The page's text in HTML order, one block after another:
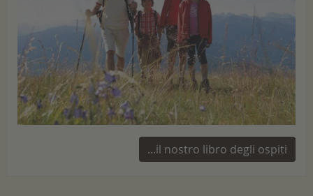
...il nostro libro degli ospiti